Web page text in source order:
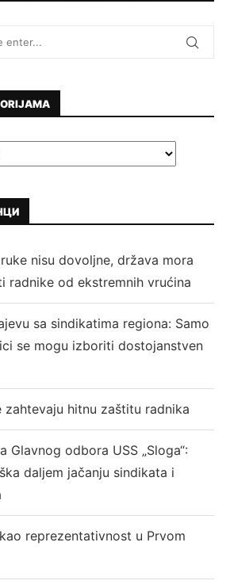
nisu dovoljne, država mora
radnike od ekstremnih vrućina
sa sindikatima regiona: Samo
se mogu izboriti dostojanstven
zahtevaju hitnu zaštitu radnika
Glavnog odbora USS „Sloga“:
daljem jačanju sindikata i
reprezentativnost u Prvom